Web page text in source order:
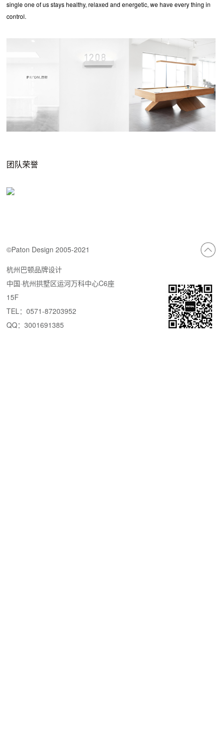
single one of us stays healthy, relaxed and energetic, we have every thing in
control.
团队荣誉
©Paton Design 2005-2021
杭州巴顿品牌设计
中国·杭州拱墅区运河万科中心C6座
15F
TEL：0571-87203952
QQ：3001691385